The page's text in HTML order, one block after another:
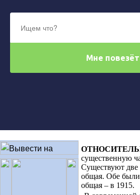
существенную
Существуют две
общая. Обе
общая – в 1915.